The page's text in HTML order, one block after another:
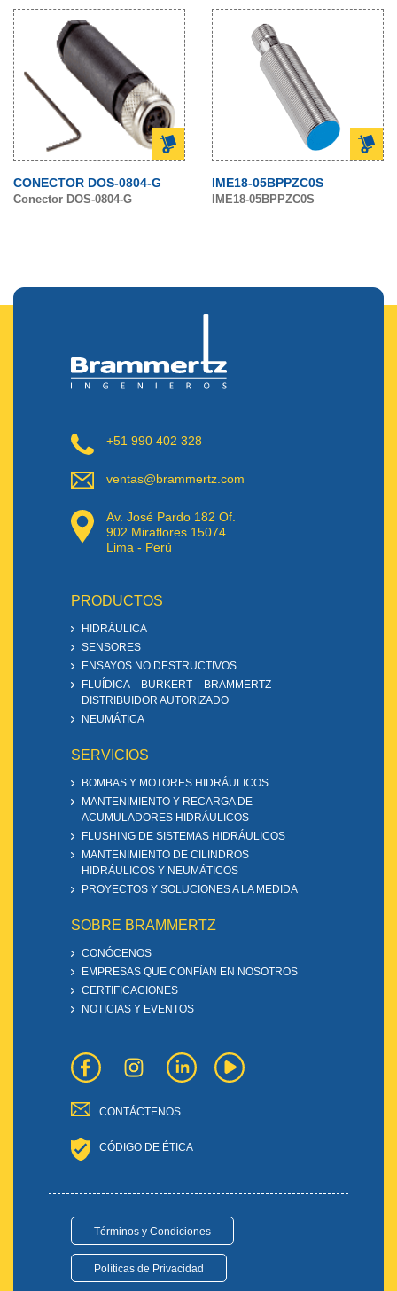
CONECTOR DOS-0804-G
Conector DOS-0804-G
IME18-05BPPZC0S
IME18-05BPPZC0S
+51 990 402 328
ventas@brammertz.com
Av. José Pardo 182 Of.
902 Miraflores 15074.
Lima - Perú
PRODUCTOS
HIDRÁULICA
SENSORES
ENSAYOS NO DESTRUCTIVOS
FLUÍDICA – BURKERT – BRAMMERTZ
DISTRIBUIDOR AUTORIZADO
NEUMÁTICA
SERVICIOS
BOMBAS Y MOTORES HIDRÁULICOS
MANTENIMIENTO Y RECARGA DE
ACUMULADORES HIDRÁULICOS
FLUSHING DE SISTEMAS HIDRÁULICOS
MANTENIMIENTO DE CILINDROS
HIDRÁULICOS Y NEUMÁTICOS
PROYECTOS Y SOLUCIONES A LA MEDIDA
SOBRE BRAMMERTZ
CONÓCENOS
EMPRESAS QUE CONFÍAN EN NOSOTROS
CERTIFICACIONES
NOTICIAS Y EVENTOS
CONTÁCTENOS
CÓDIGO DE ÉTICA
Términos y Condiciones
Políticas de Privacidad